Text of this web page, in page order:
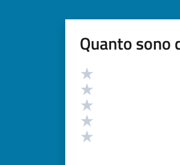
Quanto sono
Valutazione